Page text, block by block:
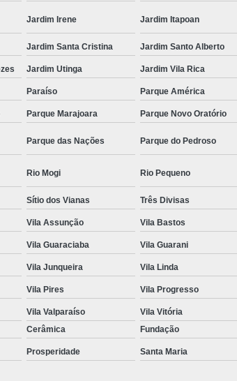
Jardim Irene Jardim Itapoan
Jardim Santa Cristina Jardim Santo Alberto
Jardim Utinga Jardim Vila Rica
Paraíso Parque América
Parque Marajoara Parque Novo Oratório
Parque das Nações Parque do Pedroso
Rio Mogi Rio Pequeno
Sítio dos Vianas Três Divisas
Vila Assunção Vila Bastos
Vila Guaraciaba Vila Guarani
Vila Junqueira Vila Linda
Vila Pires Vila Progresso
Vila Valparaíso Vila Vitória
Cerâmica Fundação
Prosperidade Santa Maria